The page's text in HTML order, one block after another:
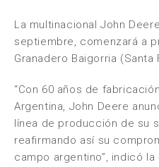
La multinacional John
septiembre, comenzará a
Granadero Baigorria
“Con 60 años de
Argentina, John Deere
línea de producción de su
reafirmando así su
campo argentino”, indicó la